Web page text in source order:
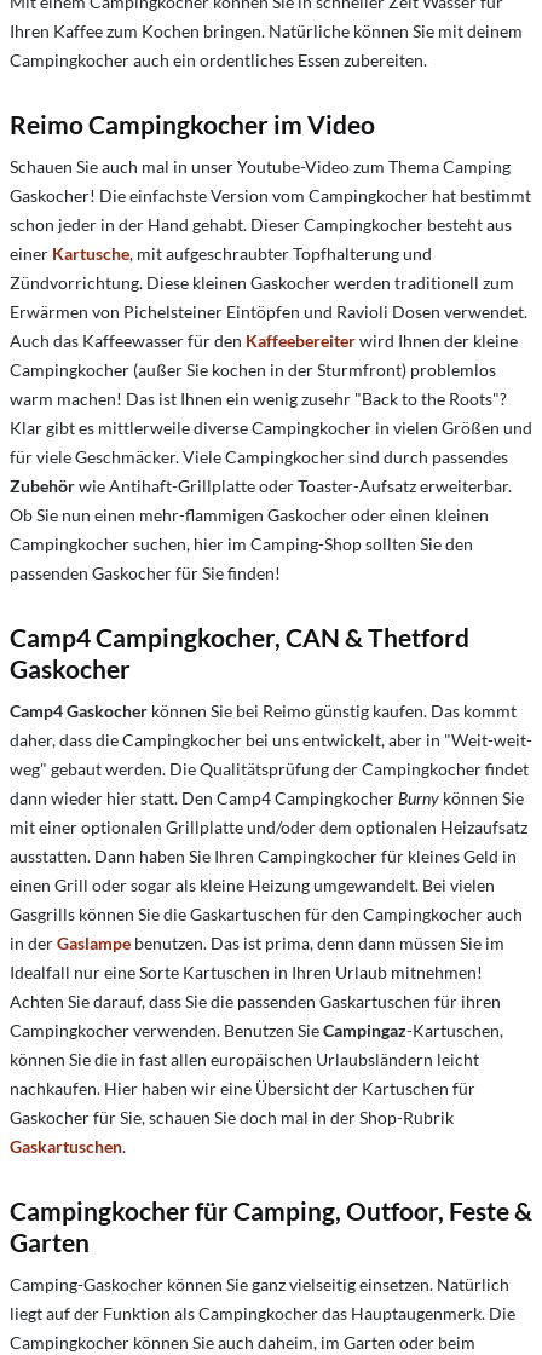
Ihren Kaffee zum Kochen bringen. Natürliche können Sie mit deinem
Campingkocher auch ein ordentliches Essen zubereiten.
Reimo Campingkocher im Video
Schauen Sie auch mal in unser Youtube-Video zum Thema Camping
Gaskocher! Die einfachste Version vom Campingkocher hat bestimmt
schon jeder in der Hand gehabt. Dieser Campingkocher besteht aus
einer Kartusche, mit aufgeschraubter Topfhalterung und
Zündvorrichtung. Diese kleinen Gaskocher werden traditionell zum
Erwärmen von Pichelsteiner Eintöpfen und Ravioli Dosen verwendet.
Auch das Kaffeewasser für den Kaffeebereiterwird Ihnen der kleine
Campingkocher (außer Sie kochen in der Sturmfront) problemlos
warm machen! Das ist Ihnen ein wenig zusehr "Back to the Roots"?
Klar gibt es mittlerweile diverse Campingkocher in vielen Größen und
für viele Geschmäcker. Viele Campingkocher sind durch passendes
Zubehörwie Antihaft-Grillplatte oder Toaster-Aufsatz erweiterbar.
Ob Sie nun einen mehr-flammigen Gaskocher oder einen kleinen
Campingkocher suchen, hier im Camping-Shop sollten Sie den
passenden Gaskocher für Sie finden!
Camp4 Campingkocher, CAN & Thetford
Gaskocher
Camp4 Gaskocher können Sie bei Reimo günstig kaufen. Das kommt
daher, dass die Campingkocher bei uns entwickelt, aber in "Weit-weit-
weg" gebaut werden. Die Qualitätsprüfung der Campingkocher findet
dann wieder hier statt. Den Camp4 CampingkocherBurny können Sie
mit einer optionalen Grillplatte und/oder dem optionalen Heizaufsatz
ausstatten. Dann haben Sie Ihren Campingkocher für kleines Geld in
einen Grill oder sogar als kleine Heizung umgewandelt. Bei vielen
Gasgrills können Sie die Gaskartuschen für den Campingkocher auch
in derGaslampe benutzen. Das ist prima, denn dann müssen Sie im
Idealfall nur eine Sorte Kartuschen in Ihren Urlaub mitnehmen!
Achten Sie darauf, dass Sie die passenden Gaskartuschen für ihren
Campingkocher verwenden. Benutzen SieCampingaz-Kartuschen,
können Sie die in fast allen europäischen Urlaubsländern leicht
nachkaufen. Hier haben wir eine Übersicht der Kartuschen für
Gaskocher für Sie, schauen Sie doch mal in der Shop-Rubrik
Gaskartuschen.
Campingkocher für Camping, Outfoor, Feste &
Garten
Camping-Gaskocher können Sie ganz vielseitig einsetzen. Natürlich
liegt auf der Funktion als Campingkocher das Hauptaugenmerk. Die
Campingkocher können Sie auch daheim, im Garten oder beim